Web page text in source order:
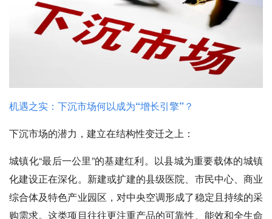
机遇之实：下沉市场何以成为“增长引擎”？
下沉市场的潜力，建立在结构性变迁之上：
城镇化“最后一公里”的基建红利。以县城为重要载体的城镇
化建设正在深化。新建或扩建的县级医院、市民中心、商业
综合体及特色产业园区，对中央空调形成了稳定且持续的采
购需求。这类项目往往更注重产品的可靠性、能效和全生命